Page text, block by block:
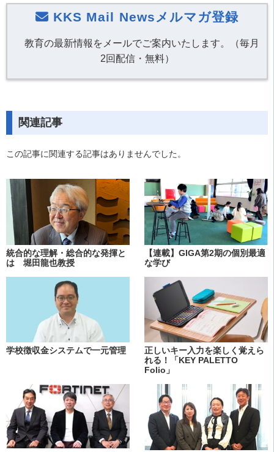
KKS Mail Newsメルマガ登録
教育の最新情報をメールでご案内いたします。（毎月
2回配信・無料）
関連記事
この記事に関連する記事はありませんでした。
統合的な理解・総合的な発揮と
は 堀田龍也教授
【連載】GIGA第2期の個別最適
な学び
学校徴収金システムで一元管理
正しいキー入力を楽しく覚えら
れる！「KEY PALETTO
Folio」